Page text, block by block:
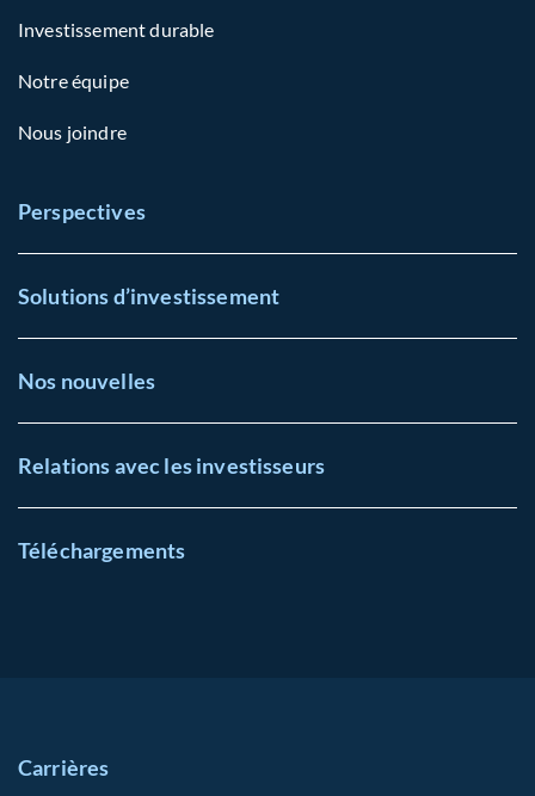
Investissement durable
Notre équipe
Nous joindre
Perspectives
Solutions d’investissement
Nos nouvelles
Relations avec les investisseurs
Téléchargements
Carrières